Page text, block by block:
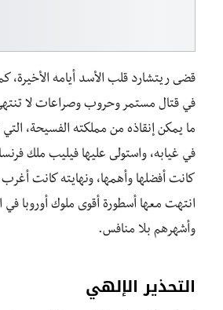
قضى ريتشارد قلب الأسد أيامه الأخيرة،
في قتال مستمر وحروب وصراعات لا
ما يمكن إنقاذه من مملكته الفسيحة،
في غيابه، واستولى عليها فيليب ملك
كانت أفضلها وأهمها، ونهايته كانت
انتهت معها أسطورة أقوى ملوك أوروبا في
وأشهرهم بلا منافس.
التحذير الإلهي